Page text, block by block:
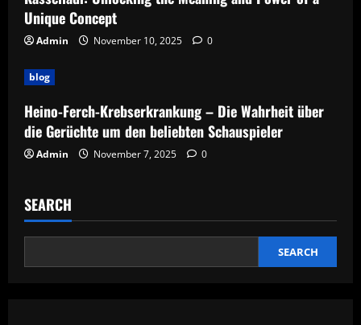
Unique Concept
Admin November 10, 2025 0
blog
Heino-Ferch-Krebserkrankung – Die Wahrheit über
die Gerüchte um den beliebten Schauspieler
Admin November 7, 2025 0
SEARCH
SEARCH